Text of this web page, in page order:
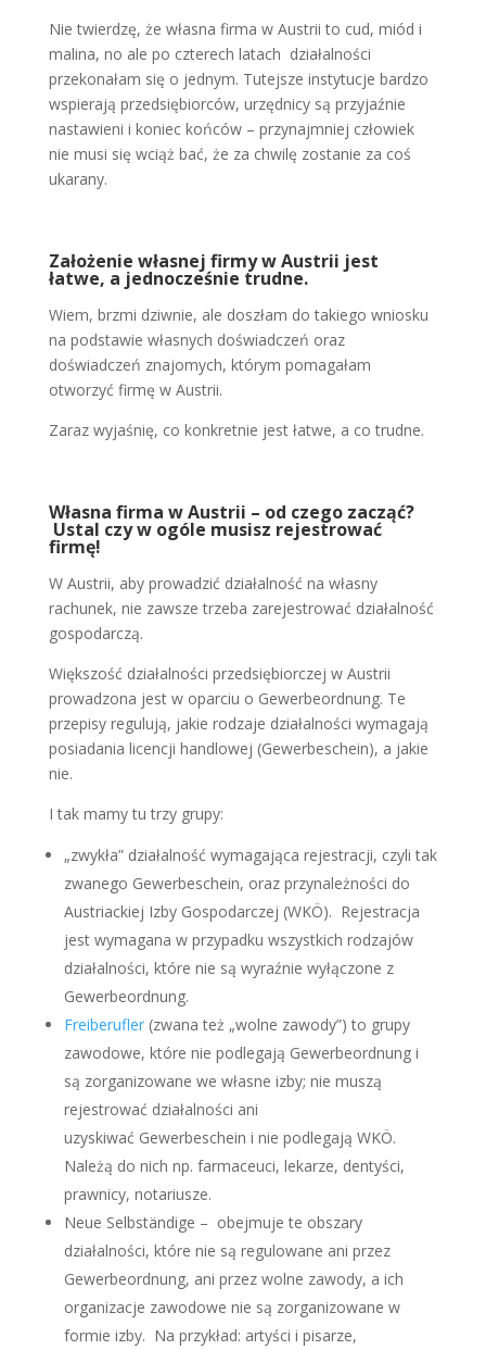
Nie twierdzę, że własna firma w Austrii to cud, miód i
malina, no ale po czterech latach działalności
przekonałam się o jednym. Tutejsze instytucje bardzo
wspierają przedsiębiorców, urzędnicy są przyjaźnie
nastawieni i koniec końców – przynajmniej człowiek
nie musi się wciąż bać, że za chwilę zostanie za coś
ukarany.
Założenie własnej firmy w Austrii jest
łatwe, a jednocześnie trudne.
Wiem, brzmi dziwnie, ale doszłam do takiego wniosku
na podstawie własnych doświadczeń oraz
doświadczeń znajomych, którym pomagałam
otworzyć firmę w Austrii.
Zaraz wyjaśnię, co konkretnie jest łatwe, a co trudne.
Własna firma w Austrii – od czego zacząć?
Ustal czy w ogóle musisz rejestrować
firmę!
W Austrii, aby prowadzić działalność na własny
rachunek, nie zawsze trzeba zarejestrować działalność
gospodarczą.
Większość działalności przedsiębiorczej w Austrii
prowadzona jest w oparciu o Gewerbeordnung. Te
przepisy regulują, jakie rodzaje działalności wymagają
posiadania licencji handlowej (Gewerbeschein), a jakie
nie.
I tak mamy tu trzy grupy:
„zwykła” działalność wymagająca rejestracji, czyli tak
zwanego Gewerbeschein, oraz przynależności do
Austriackiej Izby Gospodarczej (WKÖ). Rejestracja
jest wymagana w przypadku wszystkich rodzajów
działalności, które nie są wyraźnie wyłączone z
Gewerbeordnung.
Freiberufler (zwana też „wolne zawody”) to grupy
zawodowe, które nie podlegają Gewerbeordnung i
są zorganizowane we własne izby; nie muszą
rejestrować działalności ani
uzyskiwać Gewerbeschein i nie podlegają WKÖ.
Należą do nich np. farmaceuci, lekarze, dentyści,
prawnicy, notariusze.
Neue Selbständige – obejmuje te obszary
działalności, które nie są regulowane ani przez
Gewerbeordnung, ani przez wolne zawody, a ich
organizacje zawodowe nie są zorganizowane w
formie izby. Na przykład: artyści i pisarze,